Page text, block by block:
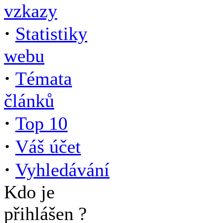
vzkazy
· Statistiky
webu
· Témata
článků
· Top 10
· Váš účet
· Vyhledávání
Kdo je
přihlášen ?